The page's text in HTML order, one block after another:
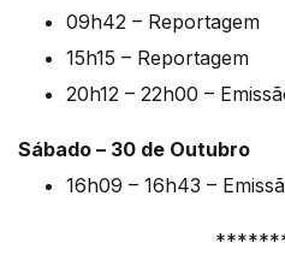
09h42 – Reportagem
15h15 – Reportagem
20h12 – 22h00 –
Sábado – 30 de Outubro
16h09 – 16h43 –